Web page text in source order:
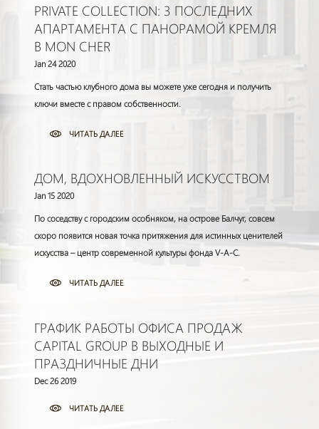
PRIVATE COLLECTION: 3 ПОСЛЕДНИХ
АПАРТАМЕНТА С ПАНОРАМОЙ КРЕМЛЯ
В MON CHER
Jan 24 2020
Стать частью клубного дома вы можете уже сегодня и получить
ключи вместе с правом собственности.
ЧИТАТЬ ДАЛЕЕ
ДОМ, ВДОХНОВЛЕННЫЙ ИСКУССТВОМ
Jan 15 2020
По соседству с городским особняком, на острове Балчуг, совсем
скоро появится новая точка притяжения для истинных ценителей
искусства – центр современной культуры фонда V-A-C.
ЧИТАТЬ ДАЛЕЕ
ГРАФИК РАБОТЫ ОФИСА ПРОДАЖ
CAPITAL GROUP В ВЫХОДНЫЕ И
ПРАЗДНИЧНЫЕ ДНИ
Dec 26 2019
ЧИТАТЬ ДАЛЕЕ